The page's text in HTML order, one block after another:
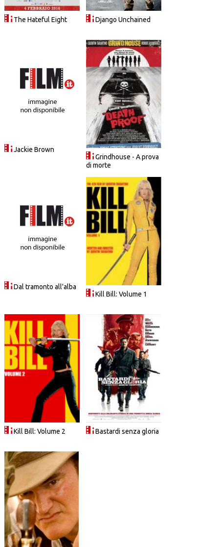
The Hateful Eight Django Unchained
Jackie Brown
Grindhouse - A prova
di morte
Dal tramonto all'alba
Kill Bill: Volume 1
Kill Bill: Volume 2 Bastardi senza gloria